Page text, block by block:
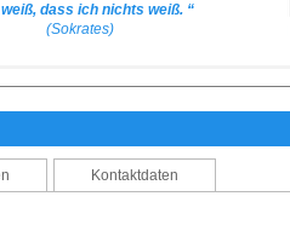
dass ich nichts weiß. “
(Sokrates)
Kontaktdaten